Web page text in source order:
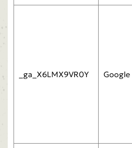
_ga_X6LMX9VR0Y Google